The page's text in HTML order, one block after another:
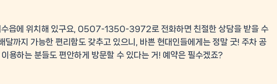
수읍에 위치해 있구요, 0507-1350-3972로 전화하면 친절한 상담을 받을 수
달까지 가능한 편리함도 갖추고 있으니, 바쁜 현대인들에게는 정말 굿! 주차 공
용하는 분들도 편안하게 방문할 수 있다는 거! 예약은 필수겠죠?